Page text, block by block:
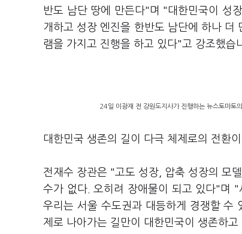
반도 남단 땅에 만든다"며 "대한민국이 성
개하고 성장 엔진을 한반도 남단에 하나 더
램을 가지고 진행을 하고 있다"고 강조했습
24일 이광재 전 강원도지사가 진행하는 뉴스토마토
대한민국 생존의 길이 다극 체제로의 전환
전재수 장관은 "고도 성장, 압축 성장의 모
수가 없다. 오히려 장애물이 되고 있다"며
우리는 서울 수도권과 대등하게 경쟁할 수
제로 나아가는 길만이 대한민국이 생존하